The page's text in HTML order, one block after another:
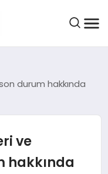
durum hakkında
ve
hakkında